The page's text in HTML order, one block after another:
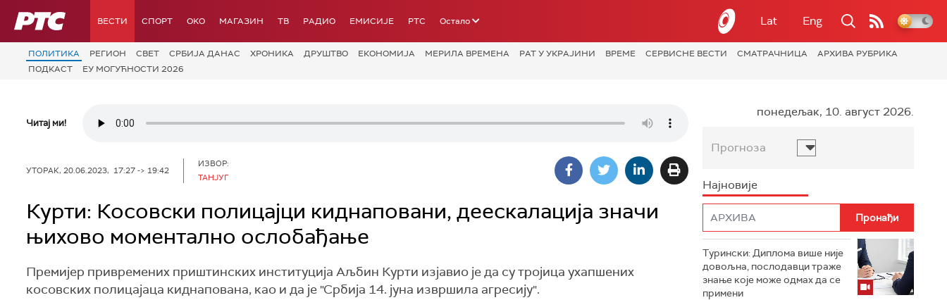
РТС ВЕСТИ СПОРТ OKO МАГАЗИН ТВ РАДИО ЕМИСИЈЕ РТС Остало Lat Eng
ПОЛИТИКА РЕГИОН СВЕТ СРБИЈА ДАНАС ХРОНИКА ДРУШТВО ЕКОНОМИЈА МЕРИЛА ВРЕМЕНА РАТ У УКРАЈИНИ ВРЕМЕ СЕРВИСНЕ ВЕСТИ СМАТРАЧНИЦА
АРХИВА РУБРИКА
ПОДКАСТ
ЕУ МОГУЋНОСТИ 2026
Читај ми!
УТОРАК, 20.06.2023, 17:27 -> 19:42
ИЗВОР:
ТАНЈУГ
Курти: Косовски полицајци киднаповани, деескалација значи
њихово моментално ослобађање
Премијер привремених приштинских институција Аљбин Курти изјавио је да су тројица ухапшених
косовских полицајаца киднапована, као и да је "Србија 14. јуна извршила агресију".
понедељак, 10. август 2026.
Прогноза
Најновије
Турински: Диплома више није
довољна, послодавци траже
знање које може одмах да се
примени